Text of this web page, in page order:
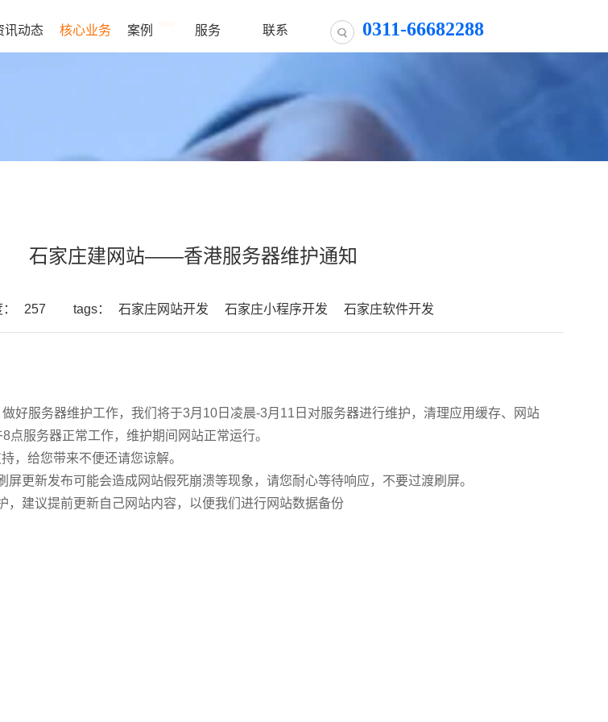
讯动态 核心业务 案例 服务 联系 0311-66682288
石家庄建网站——香港服务器维护通知
257 tags： 石家庄网站开发 石家庄小程序开发 石家庄软件开发
好服务器维护工作，我们将于3月10日凌晨-3月11日对服务器进行维护，清理应用缓存、网站
点服务器正常工作，维护期间网站正常运行。
，给您带来不便还请您谅解。
屏更新发布可能会造成网站假死崩溃等现象，请您耐心等待响应，不要过渡刷屏。
，建议提前更新自己网站内容，以便我们进行网站数据备份